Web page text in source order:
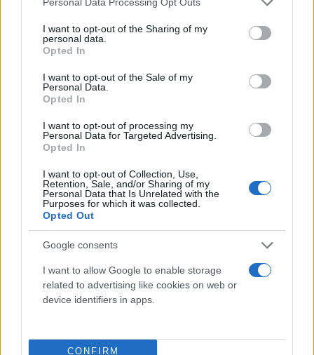
not limited to your visit or usage behaviour. You may click to
grant or deny consent to Google and its third-party tags to
use your data for below specified purposes in below Google
consent section.
I want to opt-out of the Sharing of my
personal data.
Opted In
I want to opt-out of the Sale of my
Personal Data.
Opted In
I want to opt-out of processing my
Personal Data for Targeted Advertising.
Opted In
I want to opt-out of Collection, Use,
Retention, Sale, and/or Sharing of my
Personal Data that Is Unrelated with the
Purposes for which it was collected.
Opted Out
Google consents
I want to allow Google to enable storage
related to advertising like cookies on web or
device identifiers in apps.
CONFIRM
19.10.2023 10:46
Ιταλικό πρωτάθλημα: Συζήτηση για μεγάλη
αλλαγή στην Serie A